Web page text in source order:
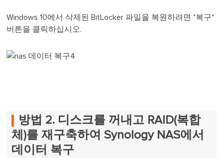
Windows 10에서 삭제된 BitLocker 파일을 복원하려면 "복구"
버튼을 클릭하십시오.
방법 2. 디스크를 꺼내고 RAID(복합
체)를 재구축하여 Synology NAS에서
데이터 복구